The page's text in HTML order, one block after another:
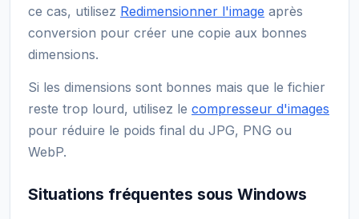
ce cas, utilisez Redimensionner l'image après
conversion pour créer une copie aux bonnes
dimensions.
Si les dimensions sont bonnes mais que le fichier
reste trop lourd, utilisez le compresseur d'images
pour réduire le poids final du JPG, PNG ou
WebP.
Situations fréquentes sous Windows